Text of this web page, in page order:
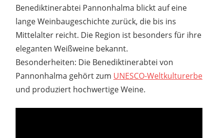
Benediktinerabtei Pannonhalma blickt auf eine
lange Weinbaugeschichte zurück, die bis ins
Mittelalter reicht. Die Region ist besonders für ihre
eleganten Weißweine bekannt.
Besonderheiten: Die Benediktinerabtei von
Pannonhalma gehört zum UNESCO-Weltkulturerbe
und produziert hochwertige Weine.